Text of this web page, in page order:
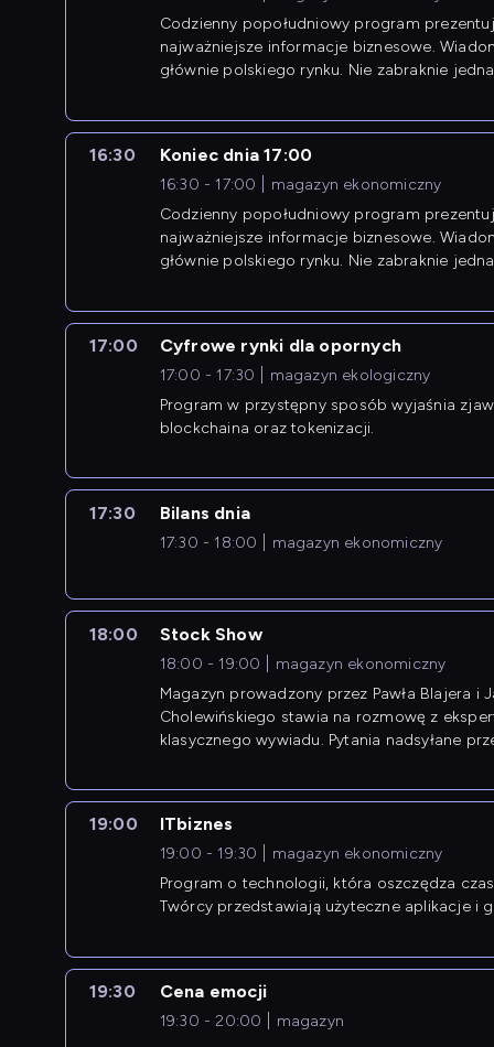
Codzienny popołudniowy program
najważniejsze informacje biznesowe.
głównie polskiego rynku. Nie zabraknie
16:30 Koniec dnia 17:00
16:30 - 17:00
magazyn ekonomiczny
Codzienny popołudniowy program
najważniejsze informacje biznesowe.
głównie polskiego rynku. Nie zabraknie
17:00 Cyfrowe rynki dla opornych
17:00 - 17:30
magazyn ekologiczny
Program w przystępny sposób wyjaśnia
blockchaina oraz tokenizacji.
17:30 Bilans dnia
17:30 - 18:00 magazyn ekonomiczny
18:00 Stock Show
18:00 - 19:00
magazyn ekonomiczny
Magazyn prowadzony przez Pawła Blajera i
Cholewińskiego stawia na rozmowę z
klasycznego wywiadu. Pytania nadsyłane
19:00 ITbiznes
19:00 - 19:30
magazyn ekonomiczny
Program o technologii, która oszczędza
Twórcy przedstawiają użyteczne aplikacje i
19:30 Cena emocji
19:30 - 20:00 magazyn